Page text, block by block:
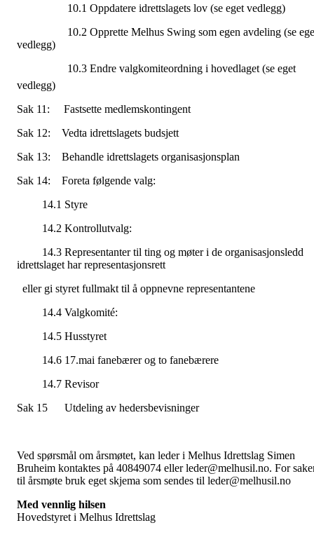
10.1 Oppdatere idrettslagets lov (se eget vedlegg)
10.2 Opprette Melhus Swing som egen avdeling (se
vedlegg)
10.3 Endre valgkomiteordning i hovedlaget (se eget
vedlegg)
Sak 11: Fastsette medlemskontingent
Sak 12: Vedta idrettslagets budsjett
Sak 13: Behandle idrettslagets organisasjonsplan
Sak 14: Foreta følgende valg:
14.1 Styre
14.2 Kontrollutvalg:
14.3 Representanter til ting og møter i de organisasjonsledd
idrettslaget har representasjonsrett
eller gi styret fullmakt til å oppnevne representantene
14.4 Valgkomité:
14.5 Husstyret
14.6 17.mai fanebærer og to fanebærere
14.7 Revisor
Sak 15 Utdeling av hedersbevisninger
Ved spørsmål om årsmøtet, kan leder i Melhus Idrettslag Simen
Bruheim kontaktes på 40849074 eller leder@melhusil.no. For
til årsmøte bruk eget skjema som sendes til leder@melhusil.no
Med vennlig hilsen
Hovedstyret i Melhus Idrettslag